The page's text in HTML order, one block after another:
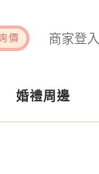
商家登入
價
婚禮周邊